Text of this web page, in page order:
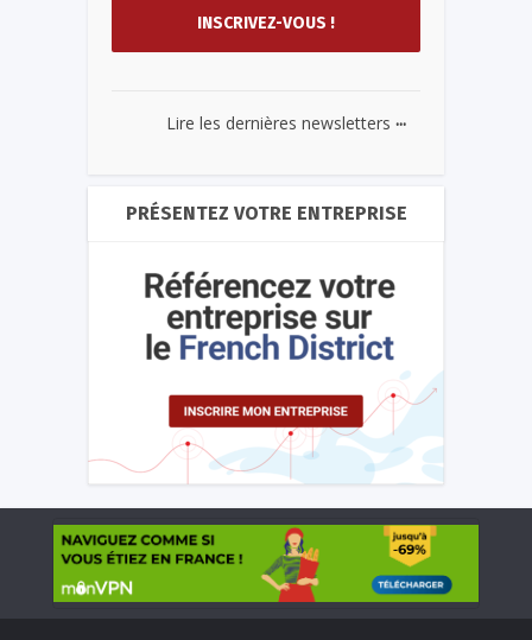
Lire les dernières newsletters ...
PRÉSENTEZ VOTRE ENTREPRISE